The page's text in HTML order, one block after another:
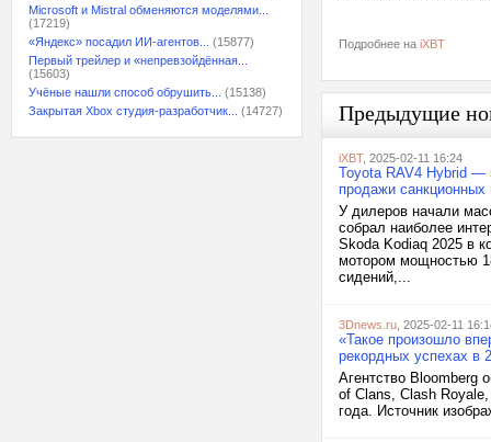
Microsoft и Mistral обменяются моделями...
(17219)
«Яндекс» посадил ИИ-агентов...
(15877)
Первый трейлер и «непревзойдённая...
(15603)
Учёные нашли способ обрушить...
(15138)
Закрытая Xbox студия-разработчик...
(14727)
Подробнее на iXBT
Предыдущие
iXBT, 2025-02-11 16:24
Toyota RAV4 Hybrid —
продажи
У дилеров начали
собрал наиболее
Skoda Kodiaq 2025 в
мотором мощностью
сидений,...
3Dnews.ru , 2025-02-11
«Такое произошло
рекордных успехах в
Агентство Bloomberg
of Clans, Clash
года. Источник